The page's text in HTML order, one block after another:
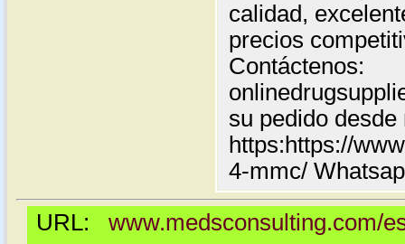
calidad,
precios
Contáctenos:
su pedido
https:https://
4-mmc/
URL: www.medsconsulting.com/